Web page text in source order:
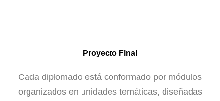
Proyecto Final
Cada diplomado está conformado por módulos
organizados en unidades temáticas, diseñadas